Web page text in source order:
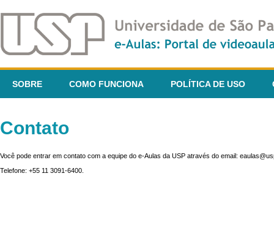
SOBRE COMO FUNCIONA POLÍTICA DE USO
Contato
Você pode entrar em contato com a equipe do e-Aulas da USP através do email:
Telefone: +55 11 3091-6400.